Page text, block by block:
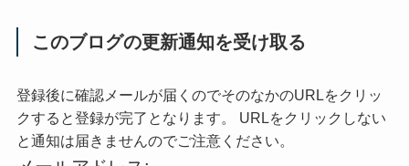
このブログの更新通知を受け取る
登録後に確認メールが届くのでそのなかのURLをクリッ
クすると登録が完了となります。 URLをクリックしない
と通知は届きませんのでご注意ください。